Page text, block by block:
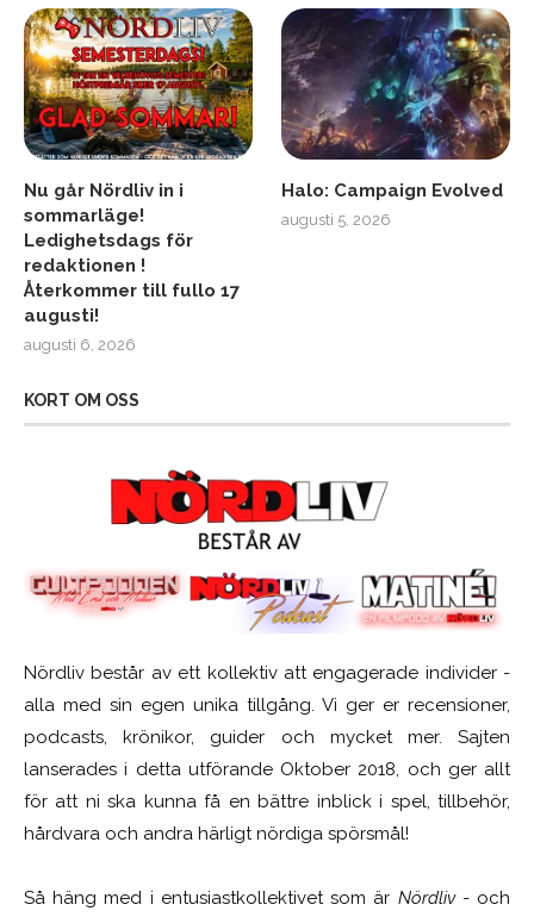
Nu går Nördliv in i
sommarläge!
Ledighetsdags för
redaktionen !
Återkommer till fullo 17
augusti!
augusti 6, 2026
Halo: Campaign Evolved
augusti 5, 2026
KORT OM OSS
Nördliv består av ett kollektiv att engagerade individer -
alla med sin egen unika tillgång. Vi ger er recensioner,
podcasts, krönikor, guider och mycket mer. Sajten
lanserades i detta utförande Oktober 2018, och ger allt
för att ni ska kunna få en bättre inblick i spel, tillbehör,
hårdvara och andra härligt nördiga spörsmål!
Så häng med i entusiastkollektivet som är Nördliv- och